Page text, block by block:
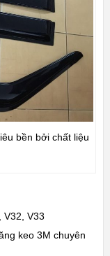
bền bởi chất liệu
V32, V33
keo 3M chuyên